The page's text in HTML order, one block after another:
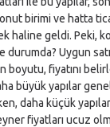
birimi ve hatta
haline geldi. Peki,
durumda? Uygun
boyutu, fiyatını
büyük yapılar
daha küçük
fiyatları ucuz